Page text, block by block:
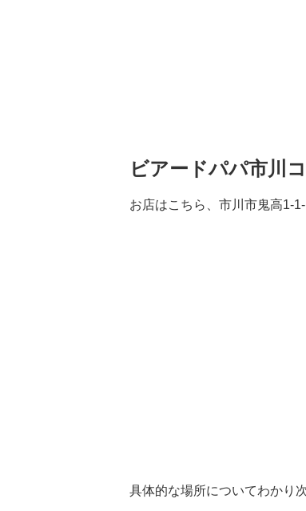
ビアードパパ市川
お店はこちら、市川市鬼高1-
具体的な場所についてわかり